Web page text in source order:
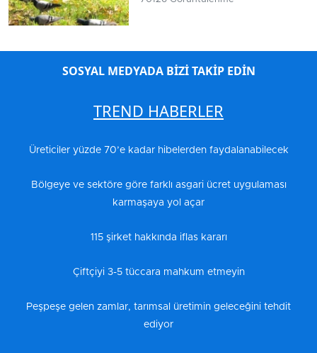
SOSYAL MEDYADA BİZİ TAKİP EDİN
TREND HABERLER
Üreticiler yüzde 70’e kadar hibelerden faydalanabilecek
Bölgeye ve sektöre göre farklı asgari ücret uygulaması
karmaşaya yol açar
115 şirket hakkında iflas kararı
Çiftçiyi 3-5 tüccara mahkum etmeyin
Peşpeşe gelen zamlar, tarımsal üretimin geleceğini tehdit
ediyor